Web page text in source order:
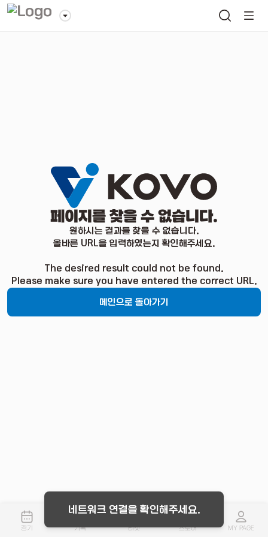
네트워크 연결을 확인해주세요.
페이지를 찾을 수 없습니다.
원하시는 결과를 찾을 수 없습니다.
올바른 URL을 입력하였는지 확인해주세요.
The desired result could not be found.
Please make sure you have entered the correct URL.
메인으로 돌아가기
경기 기록 티켓 스토어 MY PAGE